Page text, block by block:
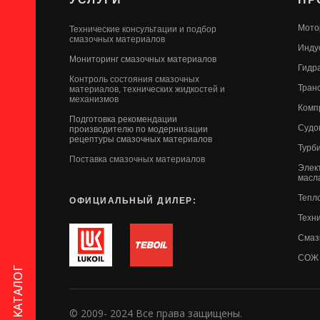
КАТАЛОГ
Технические консультации и подбор
смазочных материалов
Мониторинг смазочных материалов
Контроль состояния смазочных
материалов, технических жидкостей и
механизмов
Подготовка рекомендации
производителю по модернизации
рецептуры смазочных материалов
Поставка смазочных материалов
© 2009- 2024 Все права защищены.
СОЖ
ОФИЦИАЛЬНЫЙ ДИЛЕР: